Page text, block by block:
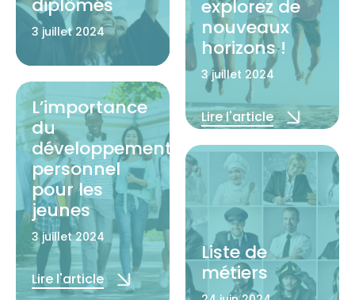
diplômés
3 juillet 2024
L’importance
du
développement
personnel
pour les
jeunes
3 juillet 2024
Lire l'article
explorez de
nouveaux
horizons !
3 juillet 2024
Lire l'article
Liste de
métiers